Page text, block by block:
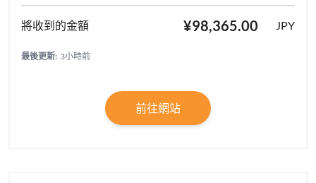
¥98,365.00 JPY
最後更新: 3小時前
前往網站